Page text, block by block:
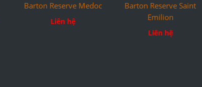
Barton Reserve Medoc
Liên hệ
Barton Reserve Saint
Emilion
Liên hệ